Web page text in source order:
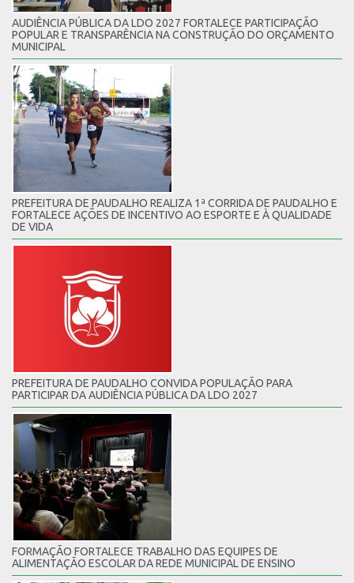
AUDIÊNCIA PÚBLICA DA LDO 2027 FORTALECE PARTICIPAÇÃO
POPULAR E TRANSPARÊNCIA NA CONSTRUÇÃO DO ORÇAMENTO
MUNICIPAL
PREFEITURA DE PAUDALHO REALIZA 1ª CORRIDA DE PAUDALHO E
FORTALECE AÇÕES DE INCENTIVO AO ESPORTE E À QUALIDADE
DE VIDA
PREFEITURA DE PAUDALHO CONVIDA POPULAÇÃO PARA
PARTICIPAR DA AUDIÊNCIA PÚBLICA DA LDO 2027
FORMAÇÃO FORTALECE TRABALHO DAS EQUIPES DE
ALIMENTAÇÃO ESCOLAR DA REDE MUNICIPAL DE ENSINO